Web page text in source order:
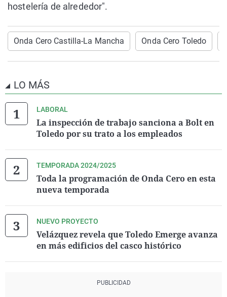
hostelería de alrededor".
Onda Cero Castilla-La Mancha Onda Cero Toledo
LO MÁS
LABORAL
La inspección de trabajo sanciona a Bolt en
Toledo por su trato a los empleados
TEMPORADA 2024/2025
Toda la programación de Onda Cero en esta
nueva temporada
NUEVO PROYECTO
Velázquez revela que Toledo Emerge avanza
en más edificios del casco histórico